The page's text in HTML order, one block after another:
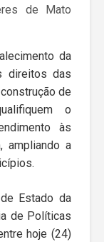
de Mato
da
direitos das
de
o
às
ampliando a
Estado da
de Políticas
hoje (24)